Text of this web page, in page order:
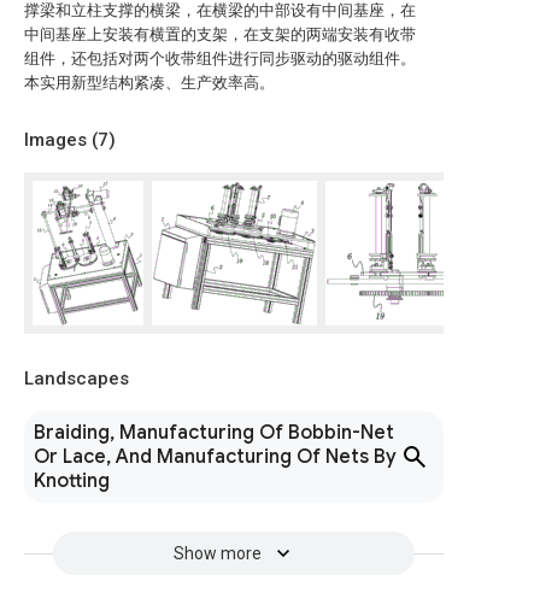
撑梁和立柱支撑的横梁，在横梁的中部设有中间基座，在
中间基座上安装有横置的支架，在支架的两端安装有收带
组件，还包括对两个收带组件进行同步驱动的驱动组件。
本实用新型结构紧凑、生产效率高。
Images (7)
Landscapes
Braiding, Manufacturing Of Bobbin-Net
Or Lace, And Manufacturing Of Nets By
Knotting
Show more